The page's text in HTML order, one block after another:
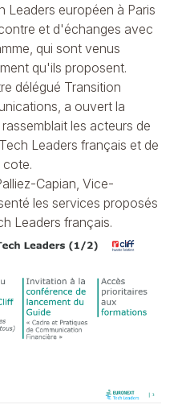
Leaders européen à Paris
et d'échanges avec
qui sont venus
qu'ils proposent.
délégué Transition
a ouvert la
les acteurs de
Leaders français et de
cote.
Capian, Vice-
les services proposés
Leaders français.